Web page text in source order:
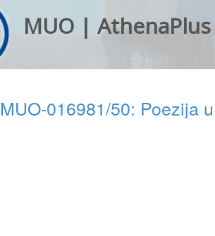
MUO | AthenaPlus
MUO-016981/50: Poezija